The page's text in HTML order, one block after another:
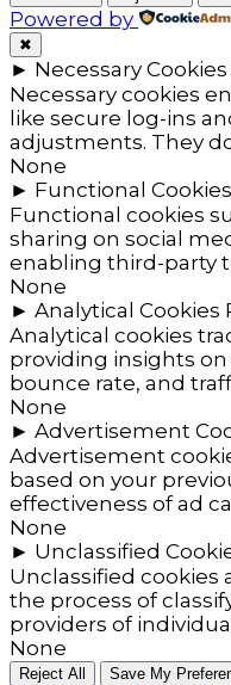
Powered by
✖
► Necessary Cookies
Necessary cookies
like secure log-ins
adjustments. They
None
► Functional Cookies
Functional cookies
sharing on social
enabling third-party
None
► Analytical Cookies
Analytical cookies
providing insights
bounce rate, and
None
► Advertisement
Advertisement
based on your
effectiveness of ad
None
► Unclassified
Unclassified cookies
the process of
providers of
None
Reject All Save My